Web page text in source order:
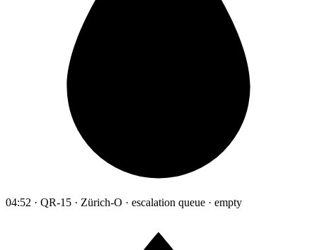
04:52 · QR-15 · Zürich-O · escalation queue · empty